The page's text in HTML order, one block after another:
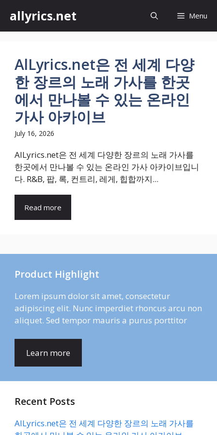
content
allyrics.net Menu
AlLyrics.net은 전 세계 다양
한 장르의 노래 가사를 한곳
에서 만나볼 수 있는 온라인
가사 아카이브
July 16, 2026
AlLyrics.net은 전 세계 다양한 장르의 노래 가사를
한곳에서 만나볼 수 있는 온라인 가사 아카이브입니
다. R&B, 팝, 록, 컨트리, 레게, 힙합까지...
Read more
Product Highlight
Lorem ipsum dolor sit amet, consectetur
adipiscing elit. Nunc imperdiet rhoncus arcu non
aliquet. Sed tempor mauris a purus porttitor
Learn more
Recent Posts
AlLyrics.net은 전 세계 다양한 장르의 노래 가사를